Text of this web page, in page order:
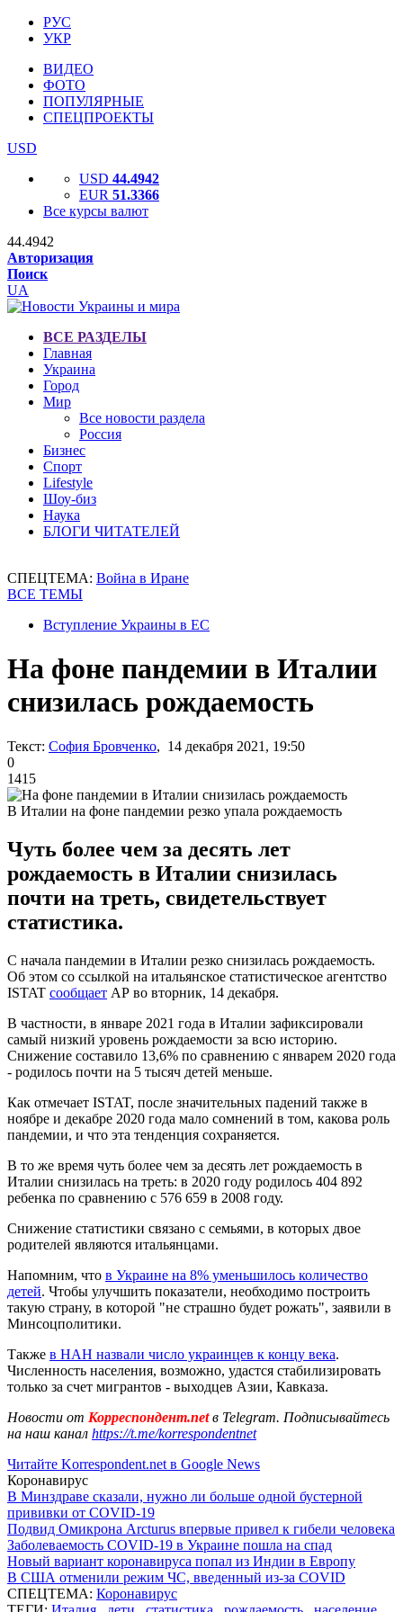
РУС
УКР
ВИДЕО
ФОТО
ПОПУЛЯРНЫЕ
СПЕЦПРОЕКТЫ
USD
USD 44.4942
EUR 51.3366
Все курсы валют
44.4942
Авторизация
Поиск
UA
ВСЕ РАЗДЕЛЫ
Главная
Украина
Город
Мир
Все новости раздела
Россия
Бизнес
Спорт
Lifestyle
Шоу-биз
Наука
БЛОГИ ЧИТАТЕЛЕЙ
СПЕЦТЕМА: Война в Иране
ВСЕ ТЕМЫ
Вступление Украины в ЕС
На фоне пандемии в Италии
снизилась рождаемость
Текст: София Бровченко, 14 декабря 2021, 19:50
0
1415
В Италии на фоне пандемии резко упала рождаемость
Чуть более чем за десять лет
рождаемость в Италии снизилась
почти на треть, свидетельствует
статистика.
С начала пандемии в Италии резко снизилась рождаемость.
Об этом со ссылкой на итальянское статистическое агентство
ISTAT сообщает АР во вторник, 14 декабря.
В частности, в январе 2021 года в Италии зафиксировали
самый низкий уровень рождаемости за всю историю.
Снижение составило 13,6% по сравнению с январем 2020 года
- родилось почти на 5 тысяч детей меньше.
Как отмечает ISTAT, после значительных падений также в
ноябре и декабре 2020 года мало сомнений в том, какова роль
пандемии, и что эта тенденция сохраняется.
В то же время чуть более чем за десять лет рождаемость в
Италии снизилась на треть: в 2020 году родилось 404 892
ребенка по сравнению с 576 659 в 2008 году.
Снижение статистики связано с семьями, в которых двое
родителей являются итальянцами.
Напомним, что в Украине на 8% уменьшилось количество
детей. Чтобы улучшить показатели, необходимо построить
такую страну, в которой "не страшно будет рожать", заявили в
Минсоцполитики.
Также в НАН назвали число украинцев к концу века.
Численность населения, возможно, удастся стабилизировать
только за счет мигрантов - выходцев Азии, Кавказа.
Новости от Корреспондент.netв Telegram. Подписывайтесь
на наш канал https://t.me/korrespondentnet
Читайте Korrespondent.net в Google News
Коронавирус
В Минздраве сказали, нужно ли больше одной бустерной
прививки от COVID-19
Подвид Омикрона Arcturus впервые привел к гибели человека
Заболеваемость COVID-19 в Украине пошла на спад
Новый вариант коронавируса попал из Индии в Европу
В США отменили режим ЧС, введенный из-за COVID
СПЕЦТЕМА: Коронавирус